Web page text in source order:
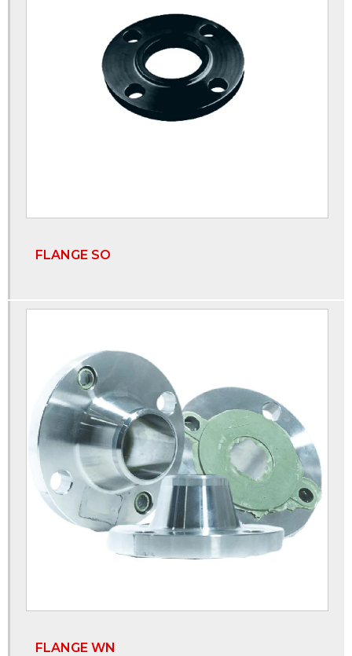
Flanges e conexões
Manômetro inox
Manômetros industriais
Válvula esfera flangeada
Válvula esfera inox
Válvula esfera monobloco
Válvula esfera preço
Válvula esfera tripartida
Válvula esfera tripartida inox
FLANGE SO
FLANGE WN